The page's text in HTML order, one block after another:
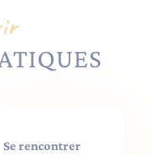
Se rencontrer